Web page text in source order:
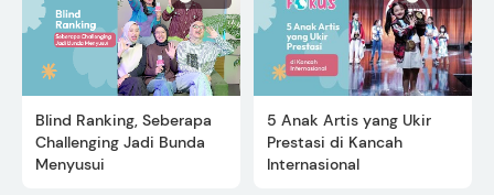
Blind Ranking, Seberapa
Challenging Jadi Bunda
Menyusui
5 Anak Artis yang Ukir
Prestasi di Kancah
Internasional